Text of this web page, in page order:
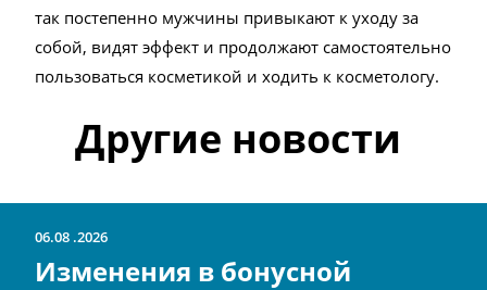
так постепенно мужчины привыкают к уходу за
собой, видят эффект и продолжают самостоятельно
пользоваться косметикой и ходить к косметологу.
Другие новости
06.08 2026
Изменения в бонусной